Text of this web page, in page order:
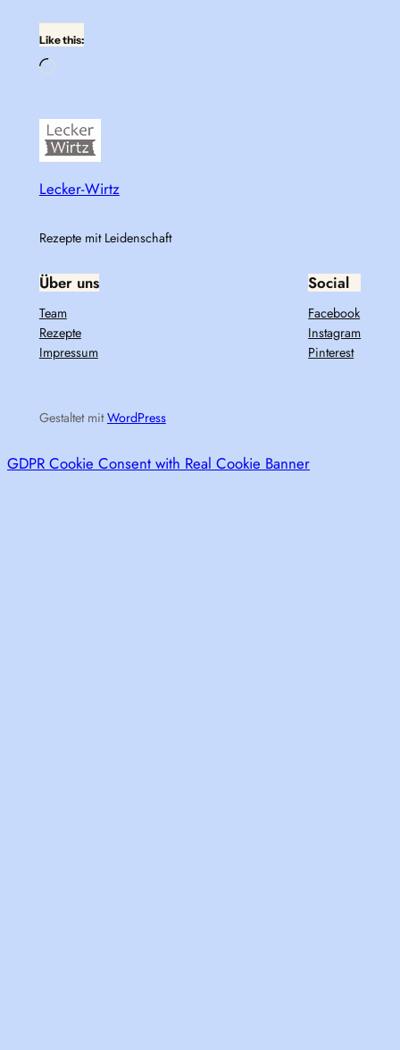
Like this:
Loading…
Lecker-Wirtz
Rezepte mit Leidenschaft
Über uns
Team
Rezepte
Impressum
Social
Facebook
Instagram
Pinterest
Gestaltet mitWordPress
GDPR Cookie Consent with Real Cookie Banner